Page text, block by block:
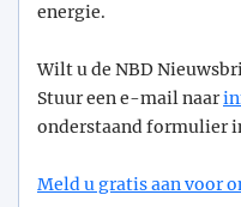
energie.
Wilt u de NBD
Stuur een e-mail naar
onderstaand formulier
Meld u gratis aan voor